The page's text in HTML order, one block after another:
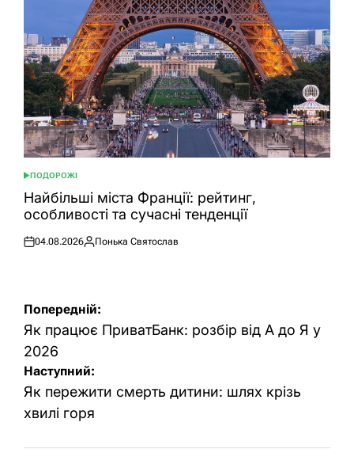
ОПУБЛІКУВАТИ
У
ПОДОРОЖІ
Найбільші міста Франції: рейтинг,
особливості та сучасні тенденції
Оприлюднено
04.08.2026
Опубліковано
Понька Святослав
Навігація
записів
Попередній:
Як працює ПриватБанк: розбір від А до Я у
2026
Наступний:
Як пережити смерть дитини: шлях крізь
хвилі горя